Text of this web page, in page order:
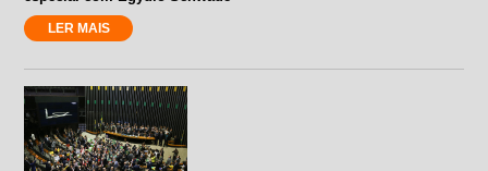
LER MAIS